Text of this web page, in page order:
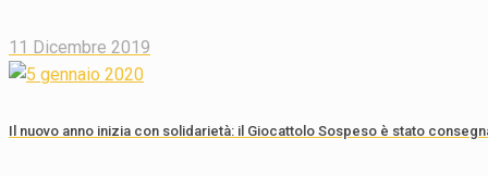
11 Dicembre 2019
Il nuovo anno inizia con solidarietà: il Giocattolo Sospeso è stato